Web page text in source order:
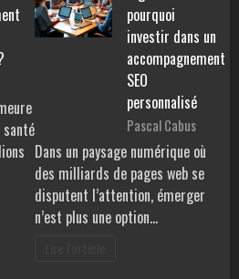
santé
pourquoi
investir dans un
accompagnement
SEO
personnalisé
Pascal Cabus
Dans un paysage numérique où
des milliards de pages web se
disputent l’attention, émerger
n’est plus une option…